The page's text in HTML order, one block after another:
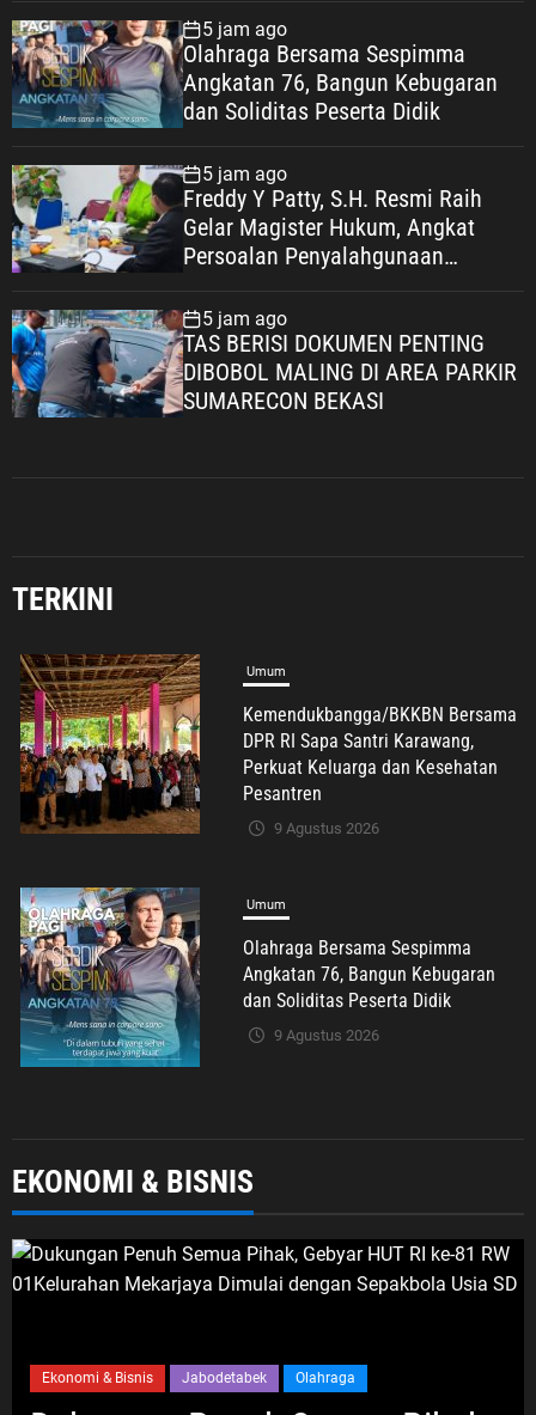
5 jam ago
Olahraga Bersama Sespimma
Angkatan 76, Bangun Kebugaran
dan Soliditas Peserta Didik
5 jam ago
Freddy Y Patty, S.H. Resmi Raih
Gelar Magister Hukum, Angkat
Persoalan Penyalahgunaan
Tanah
5 jam ago
TAS BERISI DOKUMEN PENTING
DIBOBOL MALING DI AREA PARKIR
SUMARECON BEKASI
TERKINI
Umum
Olahraga Bersama Sespimma
Angkatan 76, Bangun Kebugaran
dan Soliditas Peserta Didik
Umum
Freddy Y Patty, S.H. Resmi Raih
Gelar Magister Hukum, Angkat
Persoalan Penyalahgunaan
Keadaan dalam Peralihan Hak Atas
TAS BERISI DOKUMEN PENTING
DIBOBOL MALING DI AREA PARKIR
SUMARECON BEKASI
9 Agustus 2026
EKONOMI & BISNIS
Olahraga